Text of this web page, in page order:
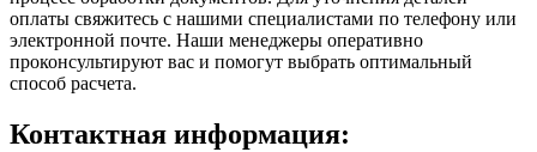
оплаты свяжитесь с нашими специалистами по телефону или
электронной почте. Наши менеджеры оперативно
проконсультируют вас и помогут выбрать оптимальный
способ расчета.
Контактная информация: